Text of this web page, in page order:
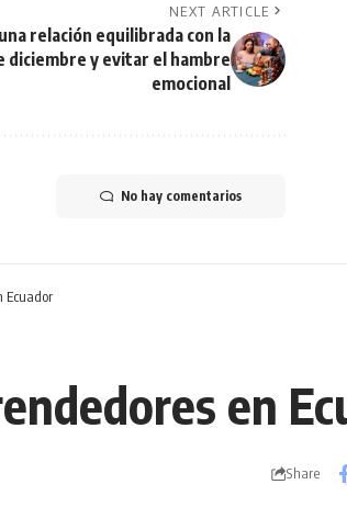
NEXT ARTICLE
relación equilibrada con la
diciembre y evitar el hambre
emocional
No hay comentarios
Ecuador
en
Share